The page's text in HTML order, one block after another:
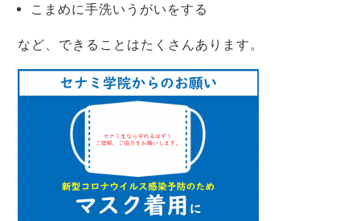
こまめに手洗いうがいをする
など、できることはたくさんあります。